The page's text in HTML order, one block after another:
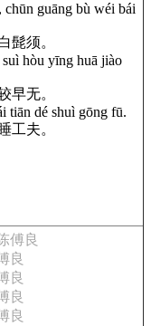
chūn guāng bù wéi bái
髭须。
hòu yīng huā jiào
早无。
tiān dé shuì gōng fū.
工夫。
傅良
良
良
良
良